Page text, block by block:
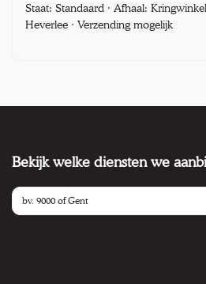
Staat: Standaard · Afhaal: Kringwinkel
Heverlee · Verzending mogelijk
Bekijk welke diensten we